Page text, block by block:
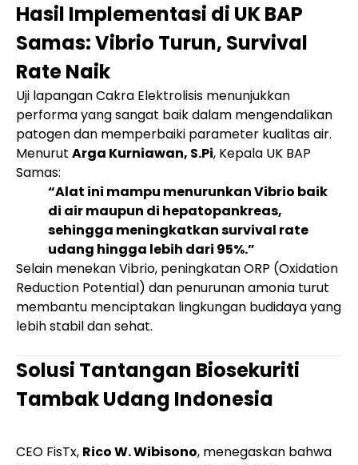
Hasil Implementasi di UK BAP
Samas: Vibrio Turun, Survival
Rate Naik
Uji lapangan Cakra Elektrolisis menunjukkan
performa yang sangat baik dalam mengendalikan
patogen dan memperbaiki parameter kualitas air.
Menurut Arga Kurniawan, S.Pi, Kepala UK BAP
Samas:
“Alat ini mampu menurunkan Vibrio baik
di air maupun di hepatopankreas,
sehingga meningkatkan survival rate
udang hingga lebih dari 95%.”
Selain menekan Vibrio, peningkatan ORP (Oxidation
Reduction Potential) dan penurunan amonia turut
membantu menciptakan lingkungan budidaya yang
lebih stabil dan sehat.
Solusi Tantangan Biosekuriti
Tambak Udang Indonesia
CEO FisTx, Rico W. Wibisono, menegaskan bahwa